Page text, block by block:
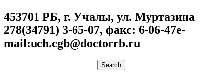
453701 РБ, г. Учалы, ул. Муртазина
278(34791) 3-65-07, факс: 6-06-47e-
mail:uch.cgb@doctorrb.ru